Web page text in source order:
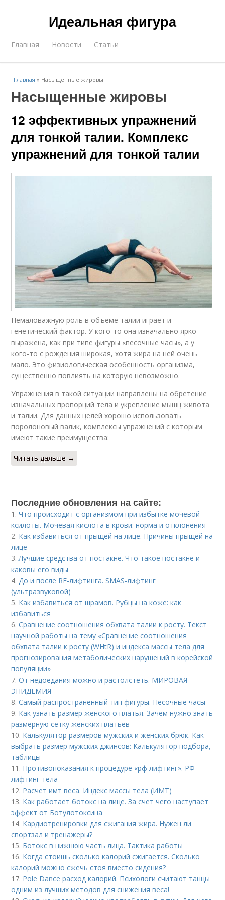
Идеальная фигура
Главная Новости Статьи
Главная » Насыщенные жировы
Насыщенные жировы
12 эффективных упражнений
для тонкой талии. Комплекс
упражнений для тонкой талии
Немаловажную роль в объеме талии играет и
генетический фактор. У кого-то она изначально ярко
выражена, как при типе фигуры «песочные часы», а у
кого-то с рождения широкая, хотя жира на ней очень
мало. Это физиологическая особенность организма,
существенно повлиять на которую невозможно.
Упражнения в такой ситуации направлены на обретение
изначальных пропорций тела и укрепление мышц живота
и талии. Для данных целей хорошо использовать
поролоновый валик, комплексы упражнений с которым
имеют такие преимущества:
Читать дальше →
Последние обновления на сайте:
1.Что происходит с организмом при избытке мочевой
ксилоты. Мочевая кислота в крови: норма и отклонения
2. Как избавиться от прыщей на лице. Причины прыщей на
лице
3.Лучшие средства от постакне. Что такое постакне и
каковы его виды
4.До и после RF-лифтинга. SMAS-лифтинг
(ультразвуковой)
5. Как избавиться от шрамов. Рубцы на коже: как
избавиться
6.Сравнение соотношения обхвата талии к росту. Текст
научной работы на тему «Сравнение соотношения
обхвата талии к росту (WHtR) и индекса массы тела для
прогнозирования метаболических нарушений в корейской
популяции»
7.От недоедания можно и растолстеть. МИРОВАЯ
ЭПИДЕМИЯ
8.Самый распространенный тип фигуры. Песочные часы
9. Как узнать размер женского платья. Зачем нужно знать
размерную сетку женских платьев
10. Калькулятор размеров мужских и женских брюк. Как
выбрать размер мужских джинсов: Калькулятор подбора,
таблицы
11. Противопоказания к процедуре «рф лифтинг». РФ
лифтинг тела
12. Расчет имт веса. Индекс массы тела (ИМТ)
13. Как работает ботокс на лице. За счет чего наступает
эффект от Ботулотоксина
14. Кардиотренировки для сжигания жира. Нужен ли
спортзал и тренажеры?
15. Ботокс в нижнюю часть лица. Тактика работы
16. Когда стоишь сколько калорий сжигается. Сколько
калорий можно сжечь стоя вместо сидения?
17. Pole Dance расход калорий. Психологи считают танцы
одним из лучших методов для снижения веса!